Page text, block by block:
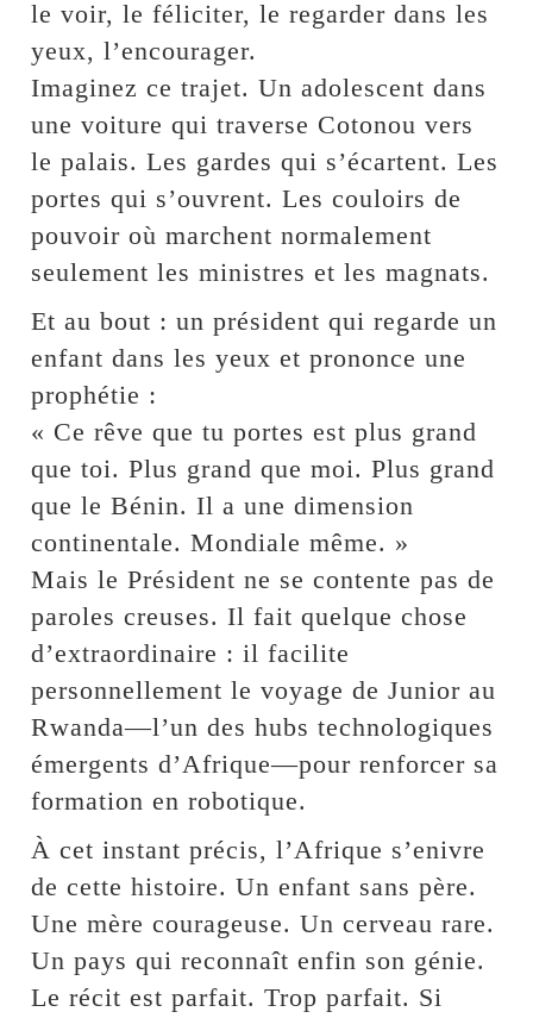
le voir, le féliciter, le regarder dans les
yeux, l’encourager.
Imaginez ce trajet. Un adolescent dans
une voiture qui traverse Cotonou vers
le palais. Les gardes qui s’écartent. Les
portes qui s’ouvrent. Les couloirs de
pouvoir où marchent normalement
seulement les ministres et les magnats.
Et au bout : un président qui regarde un
enfant dans les yeux et prononce une
prophétie :
« Ce rêve que tu portes est plus grand
que toi. Plus grand que moi. Plus grand
que le Bénin. Il a une dimension
continentale. Mondiale même. »
Mais le Président ne se contente pas de
paroles creuses. Il fait quelque chose
d’extraordinaire : il facilite
personnellement le voyage de Junior au
Rwanda—l’un des hubs technologiques
émergents d’Afrique—pour renforcer sa
formation en robotique.
À cet instant précis, l’Afrique s’enivre
de cette histoire. Un enfant sans père.
Une mère courageuse. Un cerveau rare.
Un pays qui reconnaît enfin son génie.
Le récit est parfait. Trop parfait. Si